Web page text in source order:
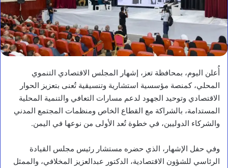
أُعلن اليوم، بمحافظة تعز، إشهار المجلس الاقتصادي التنموي
المحلي، كمنصة مؤسسية استشارية وتنسيقية تُعنى بتعزيز الحوار
الاقتصادي وتوحيد الجهود لدعم مسارات التعافي والتنمية المحلية
المستدامة، بالشراكة مع القطاع الخاص ومنظمات المجتمع المدني
والشركاء الدوليين، في خطوة تُعد الأولى من نوعها في اليمن.
وفي حفل الإشهار، الذي حضره مستشار رئيس مجلس القيادة
الرئاسي للشؤون الاقتصادية، الدكتور عبدالعزيز المخلافي، والممثل